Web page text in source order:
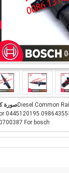
صورة0445120194 Diesel Common
0445120195
For bosch